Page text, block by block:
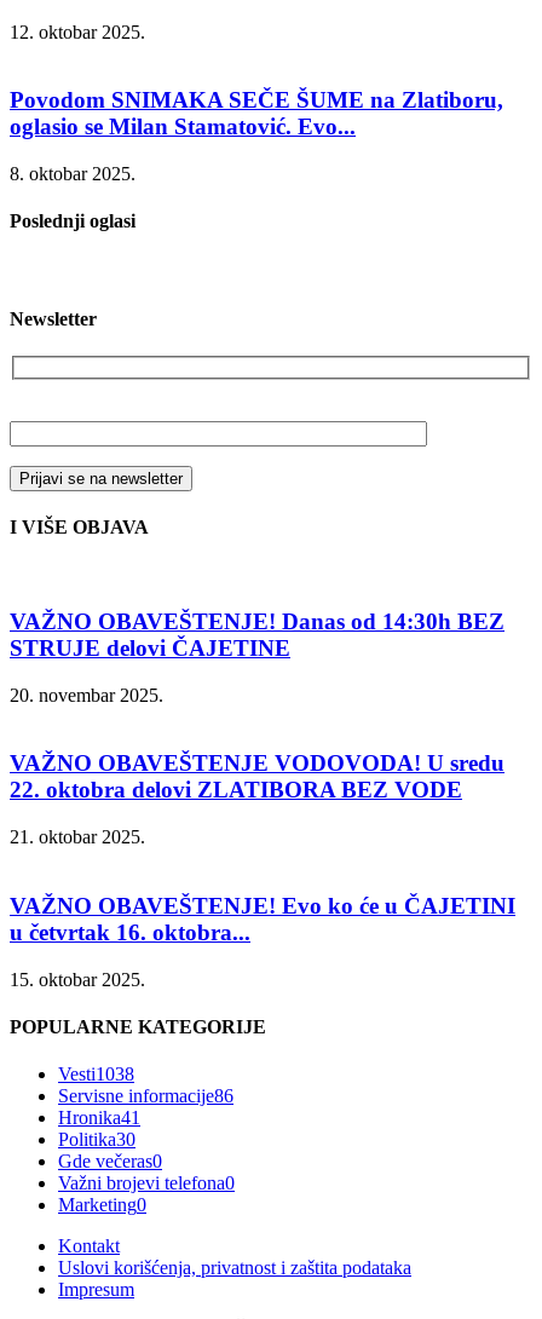
12. oktobar 2025.
Povodom SNIMAKA SEČE ŠUME na Zlatiboru,
oglasio se Milan Stamatović. Evo...
8. oktobar 2025.
Poslednji oglasi
Newsletter
I VIŠE OBJAVA
VAŽNO OBAVEŠTENJE! Danas od 14:30h BEZ
STRUJE delovi ČAJETINE
20. novembar 2025.
VAŽNO OBAVEŠTENJE VODOVODA! U sredu
22. oktobra delovi ZLATIBORA BEZ VODE
21. oktobar 2025.
VAŽNO OBAVEŠTENJE! Evo ko će u ČAJETINI
u četvrtak 16. oktobra...
15. oktobar 2025.
POPULARNE KATEGORIJE
Vesti1038
Servisne informacije86
Hronika41
Politika30
Gde večeras0
Važni brojevi telefona0
Marketing0
Kontakt
Uslovi korišćenja, privatnost i zaštita podataka
Impresum